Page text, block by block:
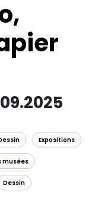
Expositions
musées
Dessin